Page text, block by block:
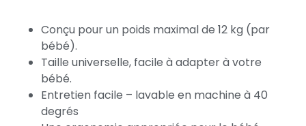
Conçu pour un poids maximal de 12 kg (par
bébé).
Taille universelle, facile à adapter à votre
bébé.
Entretien facile – lavable en machine à 40
degrés